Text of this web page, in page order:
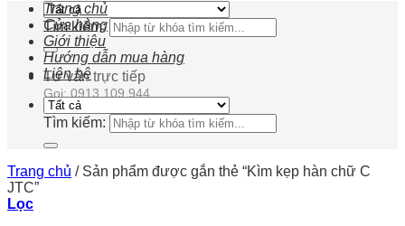
Tìm kiếm:
Tư vấn trực tiếp
Gọi: 0913 109 944
Trang chủ
Cửa hàng
Giới thiệu
Hướng dẫn mua hàng
Liên hệ
Tìm kiếm:
Trang chủ /Sản phẩm được gắn thẻ “Kìm kẹp hàn chữ C
JTC”
Lọc